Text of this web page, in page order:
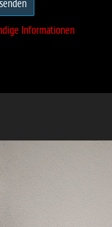
Informationen